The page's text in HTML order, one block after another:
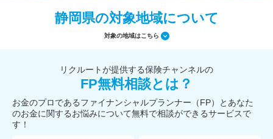
静岡県の対象地域について
対象の地域はこちら
リクルートが提供する保険チャンネルの
FP無料相談とは？
お金のプロであるファイナンシャルプランナー（FP）とあなた
のお金に関するお悩みについて無料で相談ができるサービスで
す！